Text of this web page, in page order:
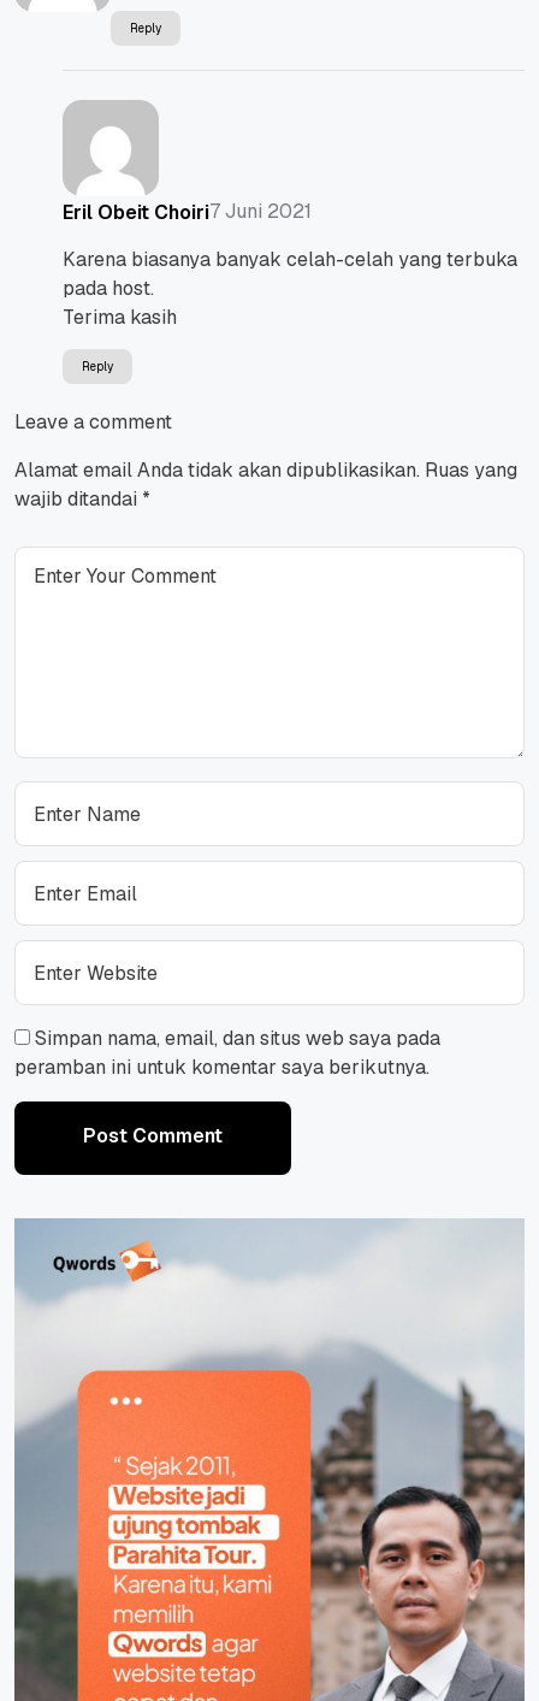
Reply
Eril Obeit Choiri7 Juni 2021
Karena biasanya banyak celah-celah yang terbuka
pada host.
Terima kasih
Reply
Leave a comment
Alamat email Anda tidak akan dipublikasikan. Ruas yang
wajib ditandai *
Simpan nama, email, dan situs web saya pada
peramban ini untuk komentar saya berikutnya.
Post Comment